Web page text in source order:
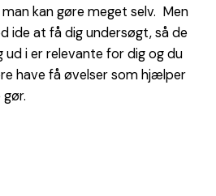
kan gøre meget selv. Men
ide at få dig undersøgt, så de
ud i er relevante for dig og du
have få øvelser som hjælper